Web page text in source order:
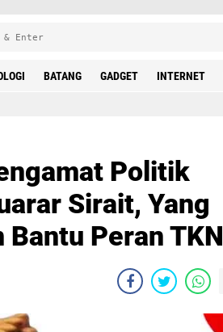
BATANG GADGET INTERNET
Politik
Sirait, Yang
Bantu Peran TKN